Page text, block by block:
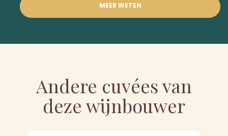
MEER WETEN
Andere cuvées van
deze wijnbouwer